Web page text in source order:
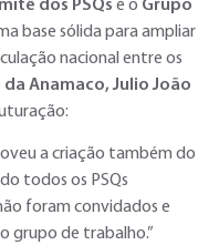
dos PSQs e o Grupo
base sólida para ampliar
nacional entre os
da Anamaco, Julio João
a criação também do
todos os PSQs
foram convidados e
grupo de trabalho.”